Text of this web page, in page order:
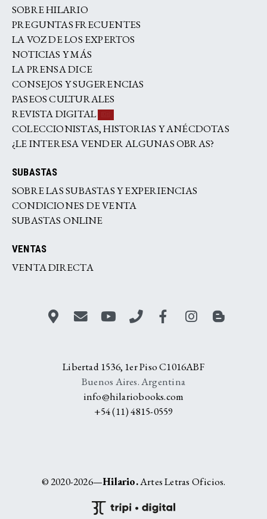
SOBRE HILARIO
PREGUNTAS FRECUENTES
LA VOZ DE LOS EXPERTOS
NOTICIAS Y MÁS
LA PRENSA DICE
CONSEJOS Y SUGERENCIAS
PASEOS CULTURALES
REVISTA DIGITAL
COLECCIONISTAS, HISTORIAS Y ANÉCDOTAS
¿LE INTERESA VENDER ALGUNAS OBRAS?
SUBASTAS
SOBRE LAS SUBASTAS Y EXPERIENCIAS
CONDICIONES DE VENTA
SUBASTAS ONLINE
VENTAS
VENTA DIRECTA
Libertad 1536, 1er Piso C1016ABF
Buenos Aires. Argentina
info@hilariobooks.com
+54 (11) 4815-0559
© 2020-2026—Hilario.Artes Letras Oficios.